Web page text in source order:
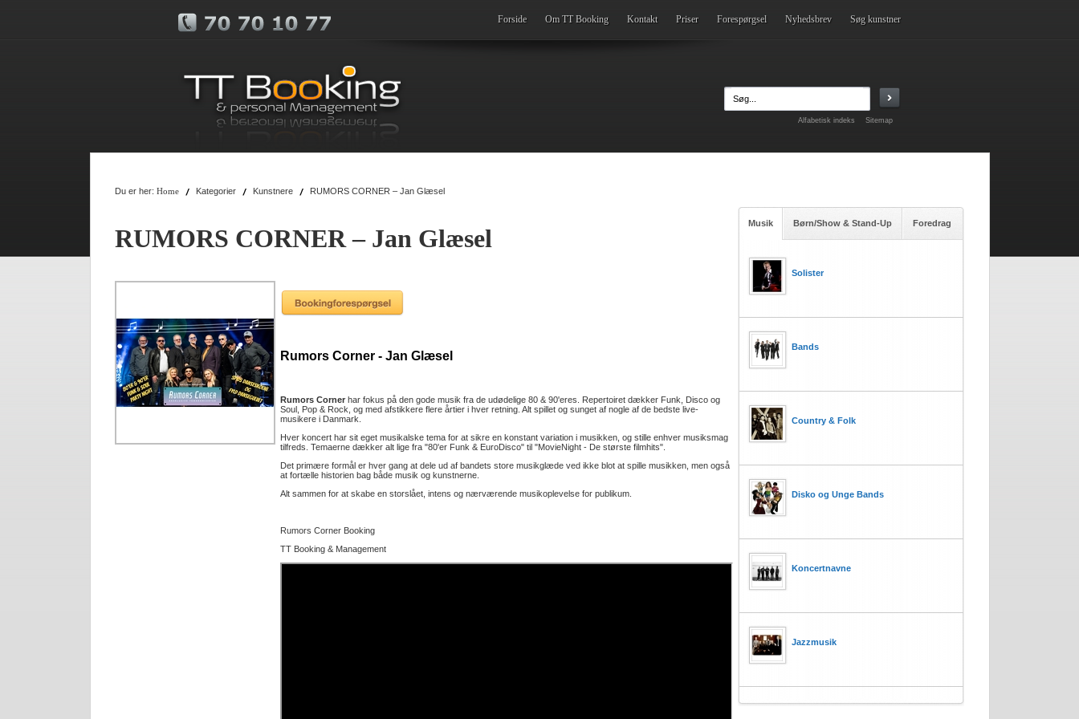
Forside Om TT Booking Kontakt Priser Forespørgsel Nyhedsbrev Søg kunstner
Alfabetisk indeks Sitemap
Du er her: Home Kategorier Kunstnere RUMORS CORNER – Jan Glæsel
RUMORS CORNER – Jan Glæsel
Rumors Corner - Jan Glæsel
Rumors Cornerhar fokus på den gode musik fra de udødelige 80 & 90'eres. Repertoiret dækker Funk, Disco og
Soul, Pop & Rock, og med afstikkere flere årtier i hver retning. Alt spillet og sunget af nogle af de bedste live-
musikere i Danmark.
Hver koncert har sit eget musikalske tema for at sikre en konstant variation i musikken, og stille enhver musiksmag
tilfreds. Temaerne dækker alt lige fra "80'er Funk & EuroDisco" til "MovieNight - De største filmhits".
Det primære formål er hver gang at dele ud af bandets store musikglæde ved ikke blot at spille musikken, men også
at fortælle historien bag både musik og kunstnerne.
Alt sammen for at skabe en storslået, intens og nærværende musikoplevelse for publikum.
Rumors Corner Booking
TT Booking & Management
Musik Børn/Show & Stand-Up Foredrag
Solister
Bands
Country & Folk
Disko og Unge Bands
Koncertnavne
Jazzmusik